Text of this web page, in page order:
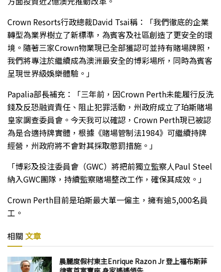
Crown Resorts行政總裁David Tsai稱：「我們徹底的企業
轉型為業界樹立了新標準，為賓客及社區創造了更安全的環
境。隨著三家Crown物業現已全部獲認可並持有賭場牌照，
我們將專注於繼續成為澳洲最安全的博彩場所，同時為賓客
呈現世界級娛樂體驗。」
Papalia部長補充：「三年前，因Crown Perth未能履行反洗
錢及反恐融資責任、阻止犯罪活動，州政府成立了珀斯賭場
皇家調查委員會。今天我可以確認，Crown Perth現已被認
為是合適持牌實體，根據《賭場管制法1984》可繼續持牌
經營，州政府將不會對其採取懲罰措施。」
「博彩及投注委員會（GWC）將把前獨立監察人Paul Steel
納入GWC團隊，持續監察賭場整改工作，確保其成效。」
Crown Perth目前是珀斯最大單一僱主，擁有逾5,000名員
工。
相關 文章
晨麗度假村東主Enrique Razon Jr 登上福布斯菲